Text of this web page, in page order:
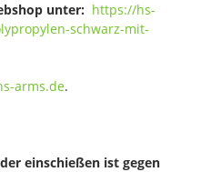
unter: https://hs-
schwarz-mit-
arms.de.
einschießen ist gegen